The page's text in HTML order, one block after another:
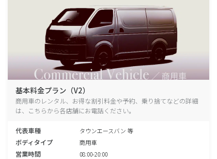
基本料金プラン（V2）
商用車のレンタル、お得な割引料金や予約、乗り捨てなどの詳細
は、こちらから各店舗にお電話ください。
代表車種 タウンエースバン 等
ボディタイプ 商用車
営業時間 08:00-20:00